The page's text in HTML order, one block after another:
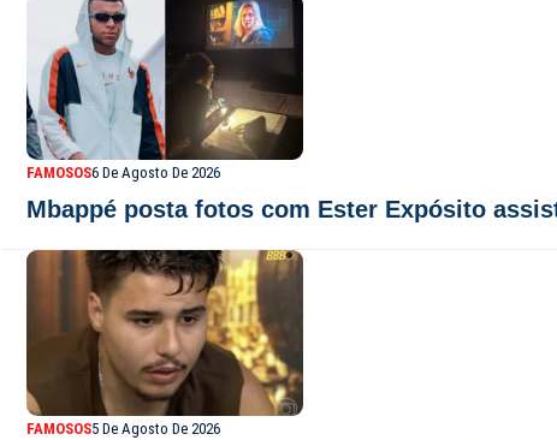
FAMOSOS6 De Agosto De 2026
Mbappé posta fotos com Ester Expósito
FAMOSOS5 De Agosto De 2026